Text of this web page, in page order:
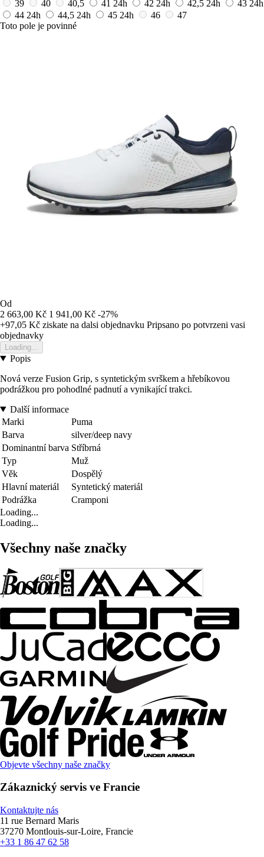
39 40 40,5 41 24h 42 24h 42,5 24h 43 24h
44 24h 44,5 24h 45 24h 46
47
Toto pole je povinné
Od
2 663,00 Kč 1 941,00 Kč -27%
+97,05 Kč ziskate na dalsi objednavku Pripsano po potvrzeni vasi
objednavky
Loading...
Popis
Nová verze Fusion Grip, s syntetickým svrškem a hřebíkovou
podrážkou pro pohodlné padnutí a vynikající trakci.
Další informace
Marki
Puma
Barva
silver/deep navy
Dominantní barva Stříbrná
Typ
Muž
Věk
Dospělý
Hlavní materiál
Syntetický materiál
Podrážka
Cramponi
Loading...
Loading...
Všechny naše značky
Objevte všechny naše značky
Zákaznický servis ve Francie
Kontaktujte nás
11 rue Bernard Maris
37270 Montlouis-sur-Loire, Francie
+33 1 86 47 62 58